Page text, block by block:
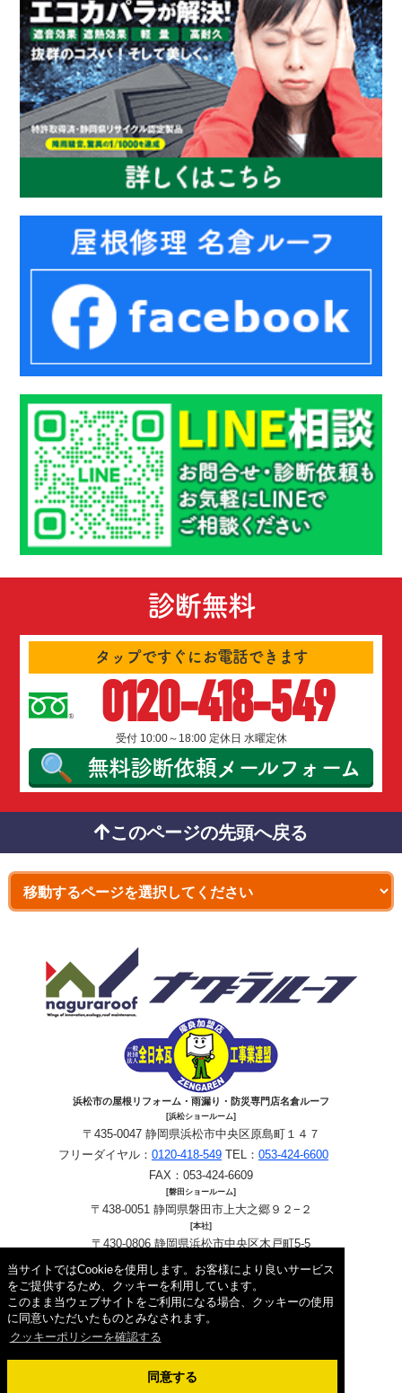
当サイトではCookieを使用します。お客様により良いサービス
をご提供するため、クッキーを利用しています。
このまま当ウェブサイトをご利用になる場合、クッキーの使用
に同意いただいたものとみなされます。
クッキーポリシーを確認する
同意する
診断無料
タップですぐにお電話できます
0120-418-549
受付 10:00～18:00 定休日 水曜定休
無料診断依頼メールフォーム
このページの先頭へ戻る
浜松市の屋根リフォーム・雨漏り・防災専門店名倉ルーフ
[浜松ショールーム]
〒435-0047 静岡県浜松市中央区原島町１４７
フリーダイヤル： 0120-418-549 TEL： 053-424-6600
FAX：053-424-6609
[磐田ショールーム]
〒438-0051 静岡県磐田市上大之郷９２−２
[本社]
〒430-0806 静岡県浜松市中央区木戸町5-5
フリーダイヤル：0120-418-549TEL： 053-424-6600
FAX：053-424-6609
Copyright © 2026 名倉ルーフ. All Rights Reserved.